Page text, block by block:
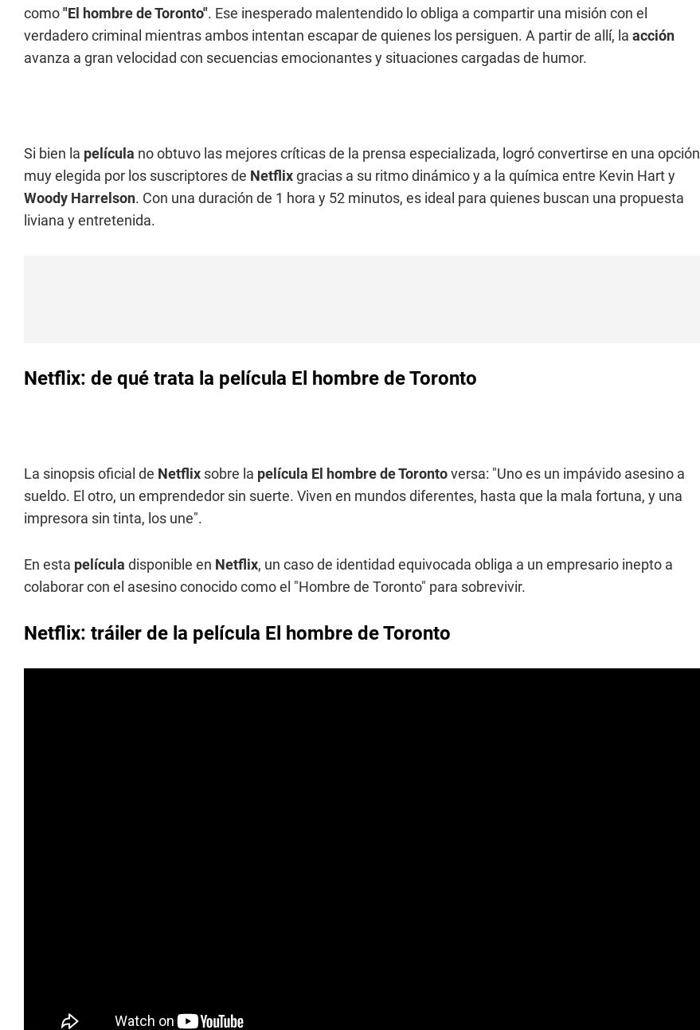
como"El hombre de Toronto". Ese inesperado malentendido lo obliga a compartir una misión con el
verdadero criminal mientras ambos intentan escapar de quienes los persiguen. A partir de allí, la acción
avanza a gran velocidad con secuencias emocionantes y situaciones cargadas de humor.
Si bien la película no obtuvo las mejores críticas de la prensa especializada, logró convertirse en una opción
muy elegida por los suscriptores de Netflixgracias a su ritmo dinámico y a la química entre Kevin Hart y
Woody Harrelson. Con una duración de 1 hora y 52 minutos, es ideal para quienes buscan una propuesta
liviana y entretenida.
Netflix: de qué trata la película El hombre de Toronto
La sinopsis oficial de Netflix sobre la película El hombre de Torontoversa: "Uno es un impávido asesino a
sueldo. El otro, un emprendedor sin suerte. Viven en mundos diferentes, hasta que la mala fortuna, y una
impresora sin tinta, los une".
En esta película disponible en Netflix, un caso de identidad equivocada obliga a un empresario inepto a
colaborar con el asesino conocido como el "Hombre de Toronto" para sobrevivir.
Netflix: tráiler de la película El hombre de Toronto